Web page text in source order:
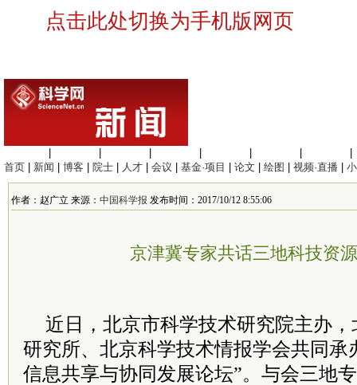
点击此处切换为手机版网页
首页
新闻 博客 院士 人才 会议 基金·项目 论文 绘图 视频·直播
作者：赵广立 来源： 中国科学报 发布时间：2017/10/12 8:55:06
京津冀专家共话三地科技资
近日，北京市科学技术研究院主办
研究所、北京科学技术情报学会共同承
信息共享与协同发展论坛”。与会三地